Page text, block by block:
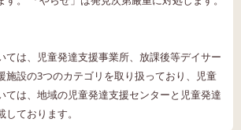
ては、児童発達支援事業所、放課後等デイサー
施設の3つのカテゴリを取り扱っており、児童
ては、地域の児童発達支援センターと児童発達
ております。